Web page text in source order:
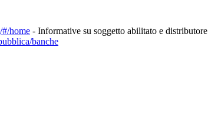
home - Informative su soggetto abilitato e distributore
banche